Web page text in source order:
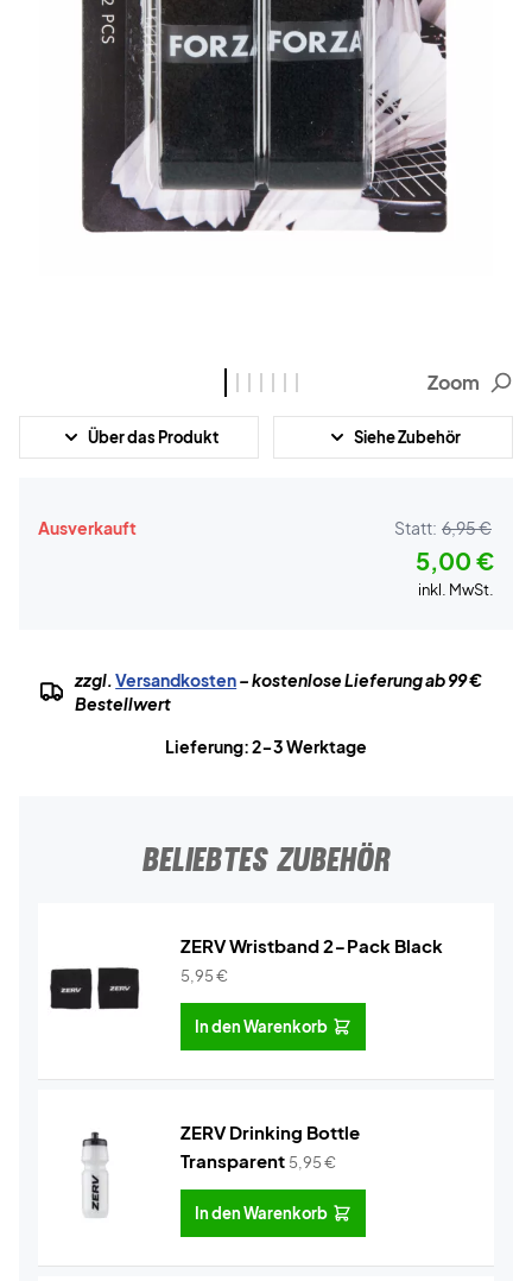
Zoom
Über das Produkt Siehe Zubehör
Ausverkauft Statt: 6,95 €
5,00 €
inkl. MwSt.
zzgl.Versandkosten– kostenlose Lieferung ab 99 €
Bestellwert
Lieferung: 2-3 Werktage
BELIEBTES ZUBEHÖR
ZERV Wristband 2-Pack Black
5,95€
In den Warenkorb
ZERV Drinking Bottle
Transparent 5,95€
In den Warenkorb